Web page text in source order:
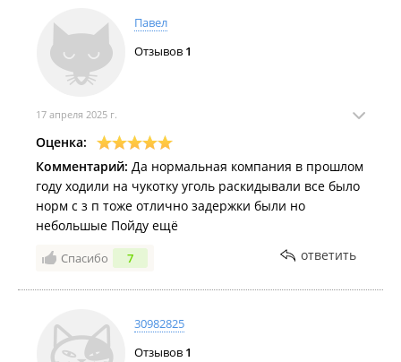
Павел
Отзывов 1
17 апреля 2025 г.
Оценка:
Комментарий: Да нормальная компания в прошлом
году ходили на чукотку уголь раскидывали все было
норм с з п тоже отлично задержки были но
небольшые Пойду ещё
Спасибо 7 ответить
30982825
Отзывов 1